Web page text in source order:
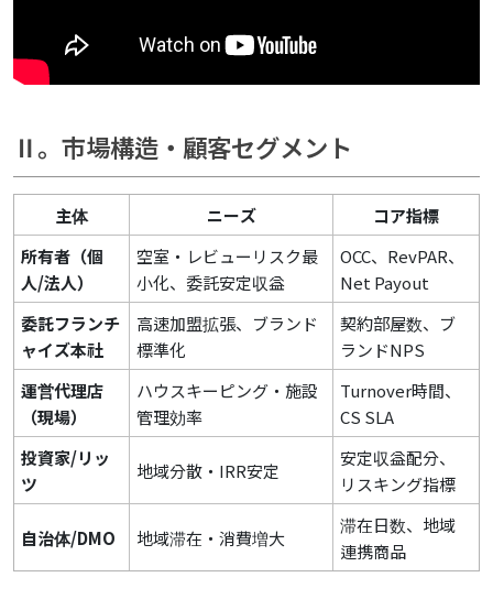
Ⅱ。市場構造・顧客セグメント
主体 ニーズ
コア指標
所有者（個
人/法人）
空室・レビューリスク最
小化、委託安定収益
OCC、RevPAR、
Net Payout
委託フランチ
ャイズ本社
高速加盟拡張、ブランド
標準化
契約部屋数、ブ
ランドNPS
運営代理店
（現場）
ハウスキーピング・施設
管理効率
Turnover時間、
CS SLA
投資家/リッ
ツ
地域分散・IRR安定
安定収益配分、
リスキング指標
自治体/DMO 地域滞在・消費増大
滞在日数、地域
連携商品